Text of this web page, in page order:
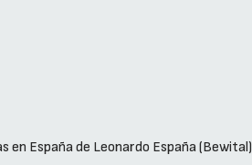
en España de Leonardo España (Bewital)